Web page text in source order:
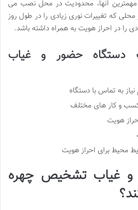
آنها، محدودیت در محل نصب می
که تغییرات نوری زیادی را در طول روز
را در احراز هویت به همراه داشته باشد.
دستگاه حضور و غیاب
به تماس با دستگاه
کسب و کار های مختلف
هویت
محیط برای احراز هویت
و غیاب تشخیص چهره